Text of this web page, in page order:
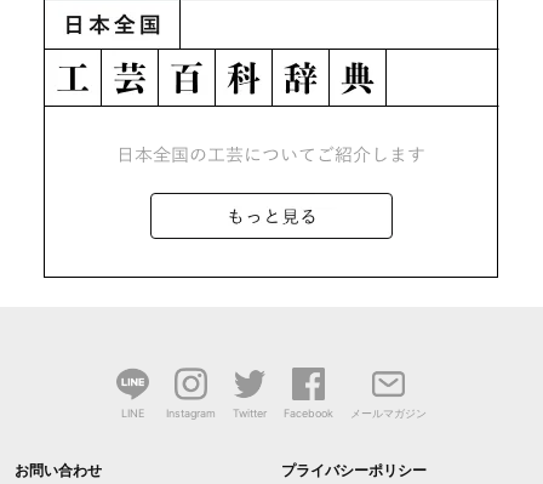
LINE Instagram Twitter Facebook メールマガジン
お問い合わせ プライバシーポリシー